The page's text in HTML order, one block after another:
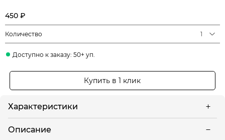
450 ₽
Количество 1
Доступно к заказу: 50+ уп.
Купить в 1 клик
Характеристики
Описание